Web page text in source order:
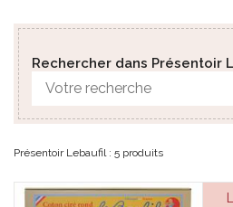
Rechercher dans Présentoir
Présentoir Lebaufil : 5 produits